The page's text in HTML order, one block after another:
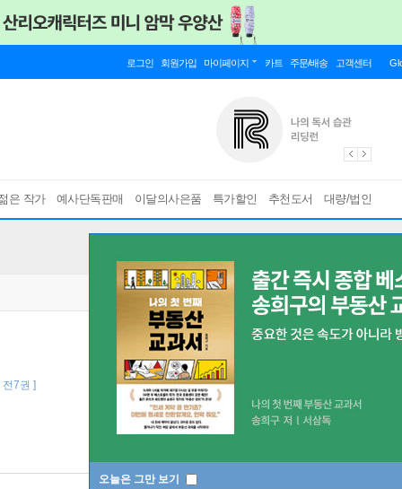
로그인 회원가입 마이페이지 카트 주문/배송 고객센터
은 작가 예사단독판매 이달의사은품 특가할인 추천도서 대량/법인
오늘은 그만 보기
7권 ]